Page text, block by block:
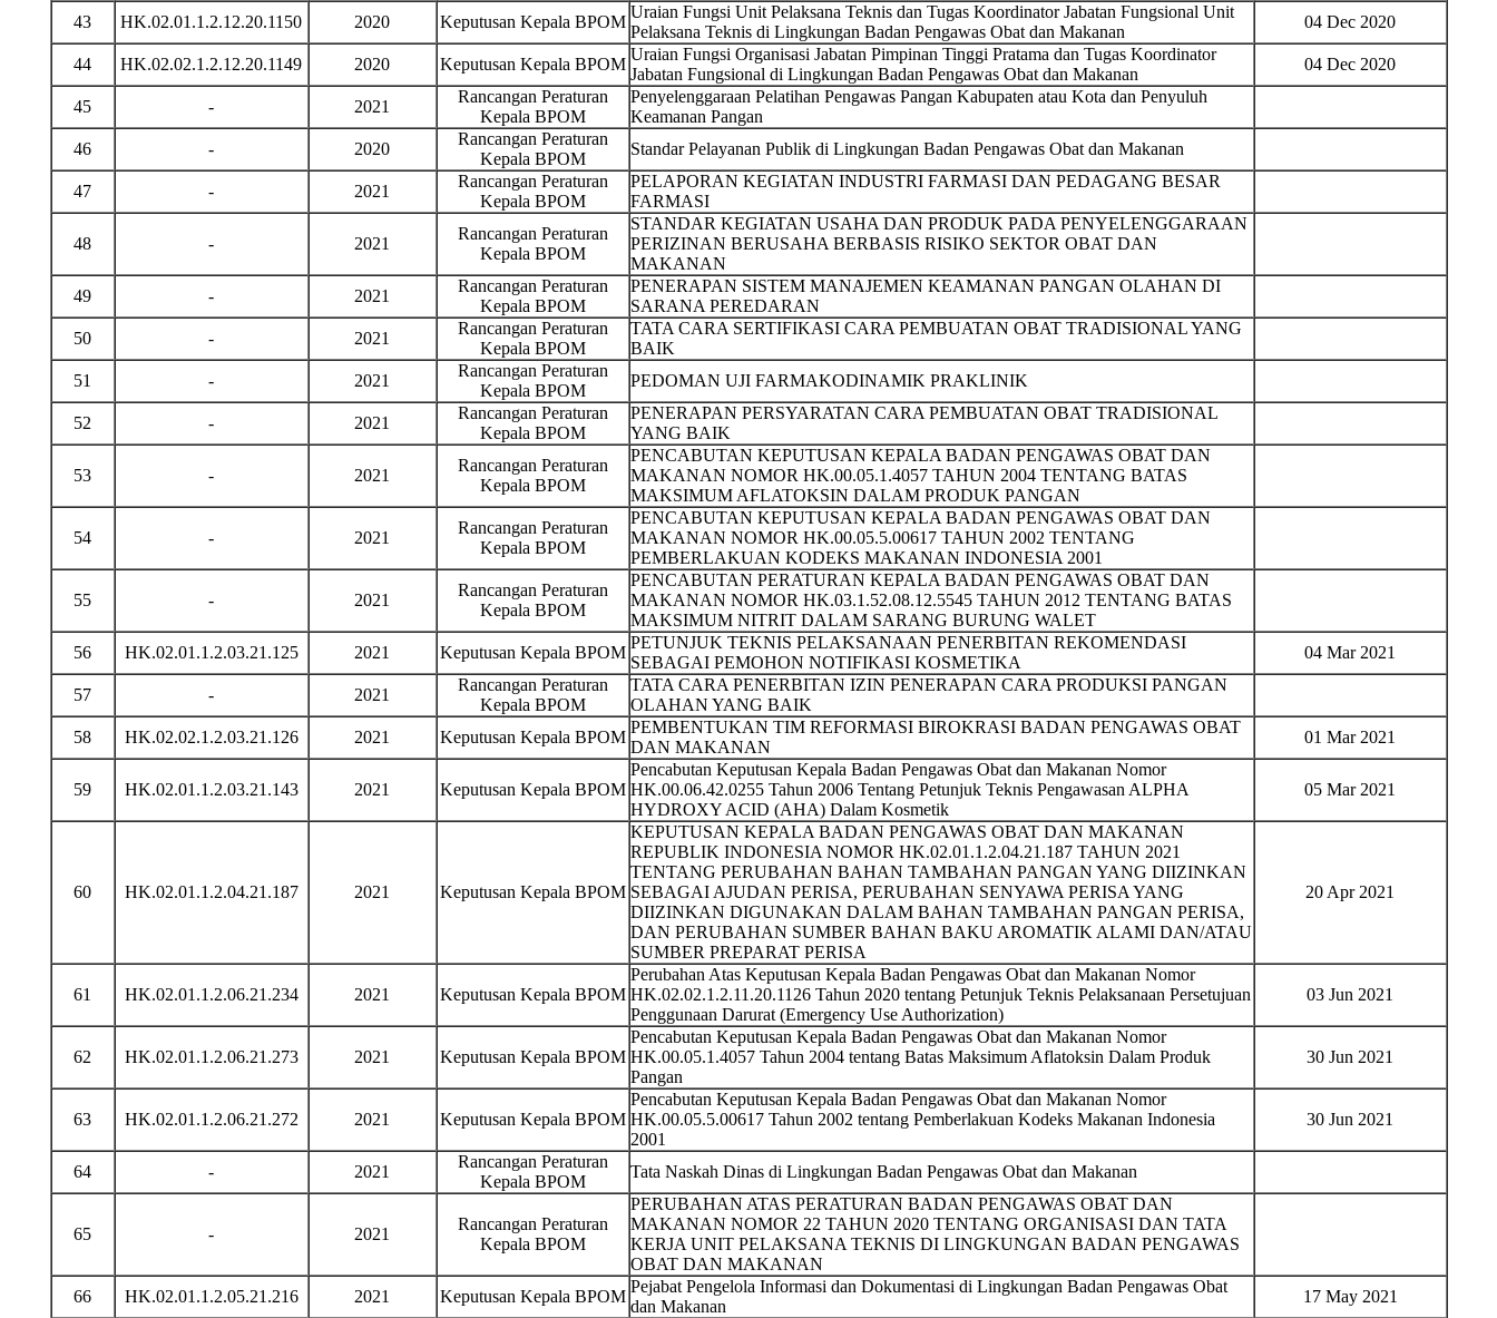
43 HK.02.01.1.2.12.20.1150 2020 Keputusan Kepala BPOM
Uraian Fungsi Unit Pelaksana Teknis dan Tugas Koordinator Jabatan Fungsional Unit
Pelaksana Teknis di Lingkungan Badan Pengawas Obat dan Makanan
04 Dec 2020
44 HK.02.02.1.2.12.20.1149 2020 Keputusan Kepala BPOM
Uraian Fungsi Organisasi Jabatan Pimpinan Tinggi Pratama dan Tugas Koordinator
Jabatan Fungsional di Lingkungan Badan Pengawas Obat dan Makanan
04 Dec 2020
45 - 2021
Rancangan Peraturan
Kepala BPOM
Penyelenggaraan Pelatihan Pengawas Pangan Kabupaten atau Kota dan Penyuluh
Keamanan Pangan
46
- 2020
Rancangan Peraturan
Kepala BPOM
Standar Pelayanan Publik di Lingkungan Badan Pengawas Obat dan Makanan
47 - 2021
Rancangan Peraturan
Kepala BPOM
PELAPORAN KEGIATAN INDUSTRI FARMASI DAN PEDAGANG BESAR
FARMASI
48 - 2021
Rancangan Peraturan
Kepala BPOM
STANDAR KEGIATAN USAHA DAN PRODUK PADA PENYELENGGARAAN
PERIZINAN BERUSAHA BERBASIS RISIKO SEKTOR OBAT DAN
MAKANAN
49
- 2021
Rancangan Peraturan
Kepala BPOM
PENERAPAN SISTEM MANAJEMEN KEAMANAN PANGAN OLAHAN DI
SARANA PEREDARAN
50
- 2021
Rancangan Peraturan
Kepala BPOM
TATA CARA SERTIFIKASI CARA PEMBUATAN OBAT TRADISIONAL YANG
BAIK
51
- 2021
Rancangan Peraturan
Kepala BPOM
PEDOMAN UJI FARMAKODINAMIK PRAKLINIK
52 - 2021
Rancangan Peraturan
Kepala BPOM
PENERAPAN PERSYARATAN CARA PEMBUATAN OBAT TRADISIONAL
YANG BAIK
53 - 2021
Rancangan Peraturan
Kepala BPOM
PENCABUTAN KEPUTUSAN KEPALA BADAN PENGAWAS OBAT DAN
MAKANAN NOMOR HK.00.05.1.4057 TAHUN 2004 TENTANG BATAS
MAKSIMUM AFLATOKSIN DALAM PRODUK PANGAN
54 - 2021
Rancangan Peraturan
Kepala BPOM
PENCABUTAN KEPUTUSAN KEPALA BADAN PENGAWAS OBAT DAN
MAKANAN NOMOR HK.00.05.5.00617 TAHUN 2002 TENTANG
PEMBERLAKUAN KODEKS MAKANAN INDONESIA 2001
55 - 2021
Rancangan Peraturan
Kepala BPOM
PENCABUTAN PERATURAN KEPALA BADAN PENGAWAS OBAT DAN
MAKANAN NOMOR HK.03.1.52.08.12.5545 TAHUN 2012 TENTANG BATAS
MAKSIMUM NITRIT DALAM SARANG BURUNG WALET
56
HK.02.01.1.2.03.21.125 2021 Keputusan Kepala BPOM
PETUNJUK TEKNIS PELAKSANAAN PENERBITAN REKOMENDASI
SEBAGAI PEMOHON NOTIFIKASI KOSMETIKA
04 Mar 2021
57 - 2021
Rancangan Peraturan
Kepala BPOM
TATA CARA PENERBITAN IZIN PENERAPAN CARA PRODUKSI PANGAN
OLAHAN YANG BAIK
58
HK.02.02.1.2.03.21.126 2021 Keputusan Kepala BPOM
PEMBENTUKAN TIM REFORMASI BIROKRASI BADAN PENGAWAS OBAT
DAN MAKANAN
01 Mar 2021
59 HK.02.01.1.2.03.21.143 2021 Keputusan Kepala BPOM
Pencabutan Keputusan Kepala Badan Pengawas Obat dan Makanan Nomor
HK.00.06.42.0255 Tahun 2006 Tentang Petunjuk Teknis Pengawasan ALPHA
HYDROXY ACID (AHA) Dalam Kosmetik
05 Mar 2021
60 HK.02.01.1.2.04.21.187 2021 Keputusan Kepala BPOM
KEPUTUSAN KEPALA BADAN PENGAWAS OBAT DAN MAKANAN
REPUBLIK INDONESIA NOMOR HK.02.01.1.2.04.21.187 TAHUN 2021
TENTANG PERUBAHAN BAHAN TAMBAHAN PANGAN YANG DIIZINKAN
SEBAGAI AJUDAN PERISA, PERUBAHAN SENYAWA PERISA YANG
DIIZINKAN DIGUNAKAN DALAM BAHAN TAMBAHAN PANGAN PERISA,
DAN PERUBAHAN SUMBER BAHAN BAKU AROMATIK ALAMI DAN/ATAU
SUMBER PREPARAT PERISA
20 Apr 2021
61 HK.02.01.1.2.06.21.234 2021 Keputusan Kepala BPOM
Perubahan Atas Keputusan Kepala Badan Pengawas Obat dan Makanan Nomor
HK.02.02.1.2.11.20.1126 Tahun 2020 tentang Petunjuk Teknis Pelaksanaan Persetujuan
Penggunaan Darurat (Emergency Use Authorization)
03 Jun 2021
62 HK.02.01.1.2.06.21.273 2021 Keputusan Kepala BPOM
Pencabutan Keputusan Kepala Badan Pengawas Obat dan Makanan Nomor
HK.00.05.1.4057 Tahun 2004 tentang Batas Maksimum Aflatoksin Dalam Produk
Pangan
30 Jun 2021
63 HK.02.01.1.2.06.21.272 2021 Keputusan Kepala BPOM
Pencabutan Keputusan Kepala Badan Pengawas Obat dan Makanan Nomor
HK.00.05.5.00617 Tahun 2002 tentang Pemberlakuan Kodeks Makanan Indonesia
2001
30 Jun 2021
64 - 2021
Rancangan Peraturan
Kepala BPOM
Tata Naskah Dinas di Lingkungan Badan Pengawas Obat dan Makanan
65 - 2021
Rancangan Peraturan
Kepala BPOM
PERUBAHAN ATAS PERATURAN BADAN PENGAWAS OBAT DAN
MAKANAN NOMOR 22 TAHUN 2020 TENTANG ORGANISASI DAN TATA
KERJA UNIT PELAKSANA TEKNIS DI LINGKUNGAN BADAN PENGAWAS
OBAT DAN MAKANAN
66
HK.02.01.1.2.05.21.216 2021 Keputusan Kepala BPOM
Pejabat Pengelola Informasi dan Dokumentasi di Lingkungan Badan Pengawas Obat
dan Makanan
17 May 2021